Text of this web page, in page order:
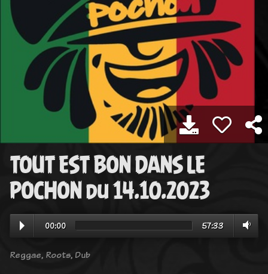
TOUT EST BON DANS LE
POCHON du 14.10.2023
00:00 57:33
Reggae, Roots, Dub